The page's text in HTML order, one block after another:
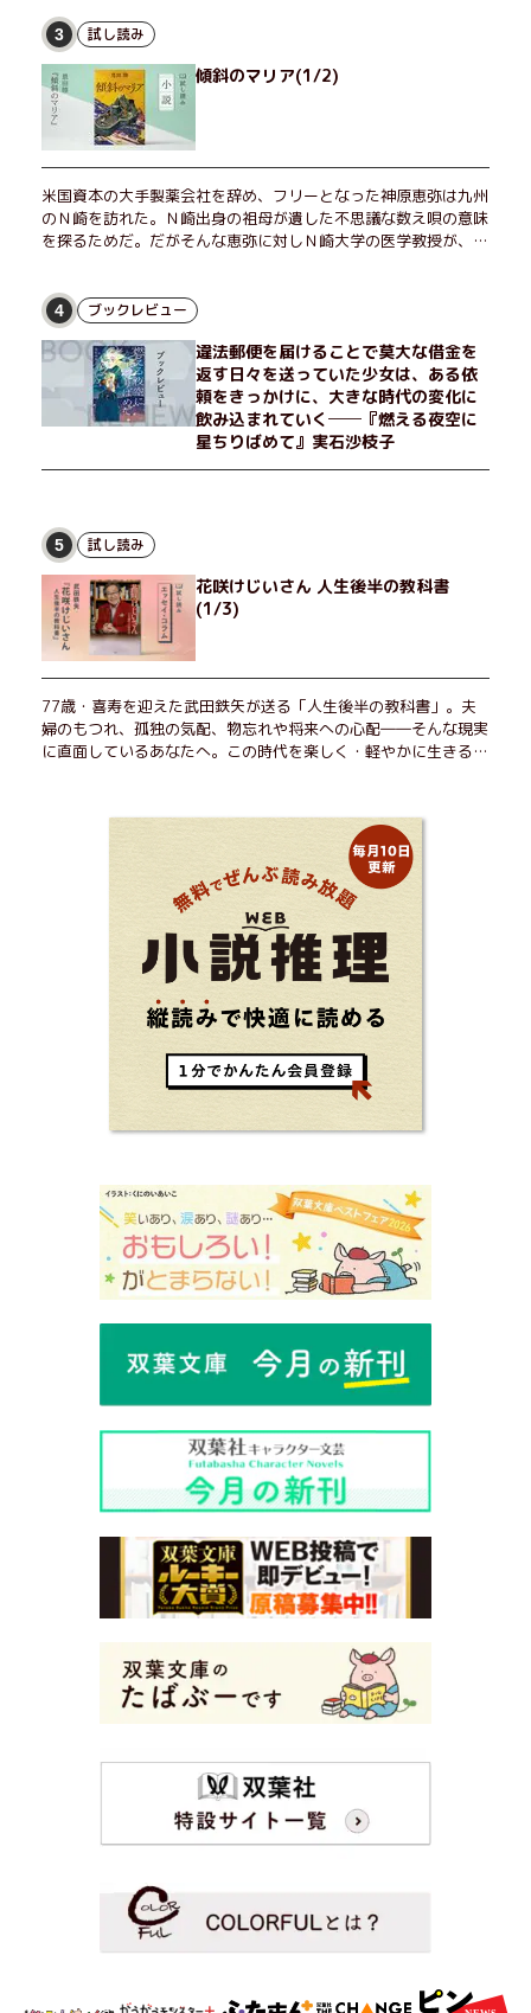
3 試し読み
傾斜のマリア(1/2)
米国資本の大手製薬会社を辞め、フリーとなった神原恵弥は九州
のＮ崎を訪れた。Ｎ崎出身の祖母が遺した不思議な数え唄の意味
を探るためだ。だがそんな恵弥に対しＮ崎大学の医学教授が、米
恵弥は、まるで影のような存在の博士とまみえることはできるの
か？ そして、唄の歌詞「かたむくマリア」に込められた秘密と
は？ 謎めいたラストが鮮烈な余韻を残すシリーズ第四作！
4 ブックレビュー
違法郵便を届けることで莫大な借金を
返す日々を送っていた少女は、ある依
頼をきっかけに、大きな時代の変化に
飲み込まれていく──『燃える夜空に
星ちりばめて』実石沙枝子
5 試し読み
花咲けじいさん 人生後半の教科書
(1/3)
77歳・喜寿を迎えた武田鉄矢が送る「人生後半の教科書」。夫
婦のもつれ、孤独の気配、物忘れや将来への心配――そんな現実
に直面しているあなたへ。この時代を楽しく・軽やかに生きるヒ
ら！ 読むだけで前向きになれる一冊。